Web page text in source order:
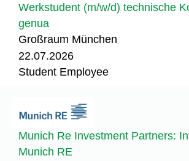
Werkstudent (m/w/d) technische
genua
Großraum München
22.07.2026
Student Employee
Munich Re Investment Partners:
Munich RE